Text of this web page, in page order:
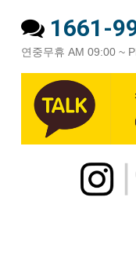
1661-
연중무휴 AM 09:00 ~